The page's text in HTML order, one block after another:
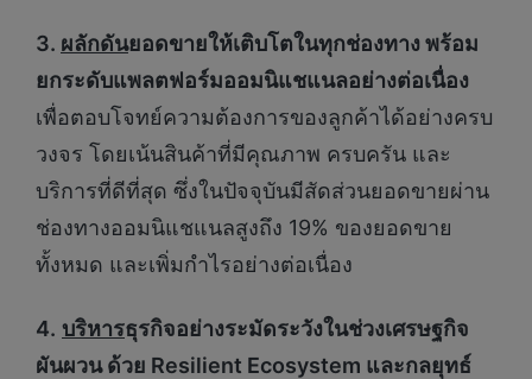
3. ผลักดันยอดขายให้เติบโตในทุกช่องทาง พร้อม
ยกระดับแพลตฟอร์มออมนิแชแนลอย่างต่อเนื่อง
เพื่อตอบโจทย์ความต้องการของลูกค้าได้อย่างครบ
วงจร โดยเน้นสินค้าที่มีคุณภาพ ครบครัน และ
บริการที่ดีที่สุด ซึ่งในปัจจุบันมีสัดส่วนยอดขายผ่าน
ช่องทางออมนิแชแนลสูงถึง 19% ของยอดขาย
ทั้งหมด และเพิ่มกำไรอย่างต่อเนื่อง
4. บริหารธุรกิจอย่างระมัดระวังในช่วงเศรษฐกิจ
ผันผวน ด้วย Resilient Ecosystem และกลยุทธ์